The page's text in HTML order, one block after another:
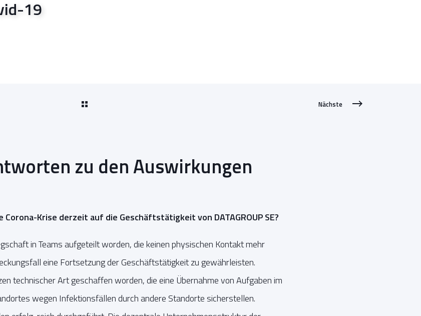
19
Nächste
zu den Auswirkungen
Krise derzeit auf die Geschäftstätigkeit von DATAGROUP SE?
in Teams aufgeteilt worden, die keinen physischen Kontakt mehr
eine Fortsetzung der Geschäftstätigkeit zu gewährleisten.
technischer Art geschaffen worden, die eine Übernahme von Aufgaben im
wegen Infektionsfällen durch andere Standorte sicherstellen.